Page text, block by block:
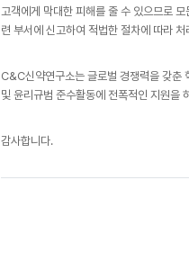
고객에게 막대한 피해를 줄 수 있으므로
련 부서에 신고하여 적법한 절차에 따라
C&C신약연구소는 글로벌 경쟁력을 갖춘
및 윤리규범 준수활동에 전폭적인 지원을
감사합니다.